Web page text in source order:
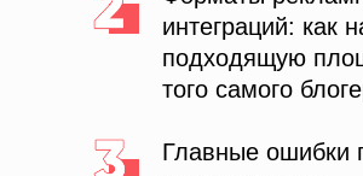
интеграций: как
подходящую
того самого
Главные ошибки